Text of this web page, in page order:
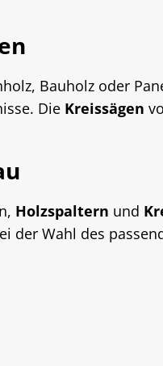
Bauholz oder
Die Kreissägen
Holzspaltern und
der Wahl des